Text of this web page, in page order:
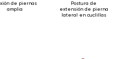
de piernas
amplia
Postura de
extensión de pierna
lateral en cuclillas